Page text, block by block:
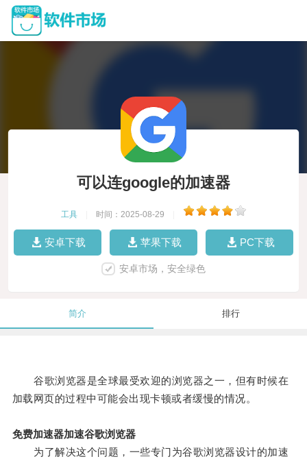
可以连google的加速器
工具 时间：2025-08-29
安卓下载 苹果下载 PC下载
安卓市场，安全绿色
简介 排行
谷歌浏览器是全球最受欢迎的浏览器之一，但有时候在
加载网页的过程中可能会出现卡顿或者缓慢的情况。
免费加速器加速谷歌浏览器
为了解决这个问题，一些专门为谷歌浏览器设计的加速